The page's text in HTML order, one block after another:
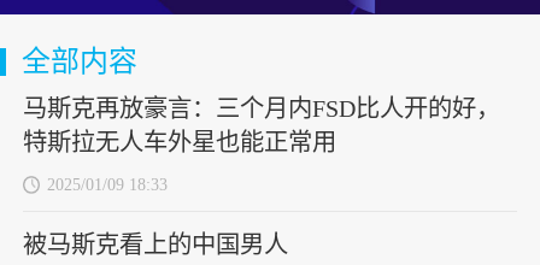
全部内容
马斯克再放豪言：三个月内FSD比人开的好，
特斯拉无人车外星也能正常用
2025/01/09 18:33
被马斯克看上的中国男人